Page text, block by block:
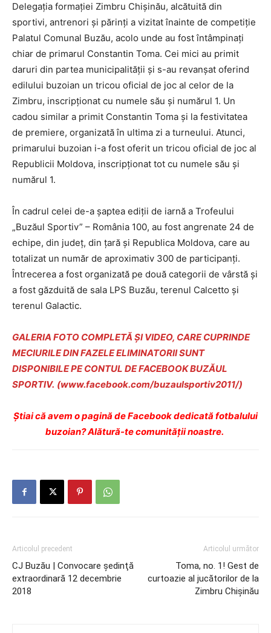
Delegația formației Zimbru Chișinău, alcătuită din
sportivi, antrenori și părinți a vizitat înainte de competiție
Palatul Comunal Buzău, acolo unde au fost întâmpinați
chiar de primarul Constantin Toma. Cei mici au primit
daruri din partea municipalității și s-au revanșat oferind
edilului buzoian un tricou oficial de joc al celor de la
Zimbru, inscripționat cu numele său și numărul 1. Un
cadou similar a primit Constantin Toma și la festivitatea
de premiere, organizată în ultima zi a turneului. Atunci,
primarului buzoian i-a fost oferit un tricou oficial de joc al
Republicii Moldova, inscripționat tot cu numele său și
numărul 1.
În cadrul celei de-a șaptea ediții de iarnă a Trofeului
„Buzăul Sportiv” – România 100, au fost angrenate 24 de
echipe, din județ, din țară și Republica Moldova, care au
totalizat un număr de aproximativ 300 de participanți.
Întrecerea a fost organizată pe două categorii de vârstă și
a fost găzduită de sala LPS Buzău, terenul Calcetto și
terenul Galactic.
GALERIA FOTO COMPLETĂ ȘI VIDEO, CARE CUPRINDE
MECIURILE DIN FAZELE ELIMINATORII SUNT
DISPONIBILE PE CONTUL DE FACEBOOK BUZĂUL
SPORTIV. (www.facebook.com/buzaulsportiv2011/)
Ştiai că avem o pagină de Facebook dedicată fotbalului
buzoian? Alătură-te comunității noastre.
Articolul precedent
CJ Buzău | Convocare şedinţă
extraordinară 12 decembrie
2018
Articolul următor
Toma, no. 1! Gest de
curtoazie al jucătorilor de la
Zimbru Chișinău